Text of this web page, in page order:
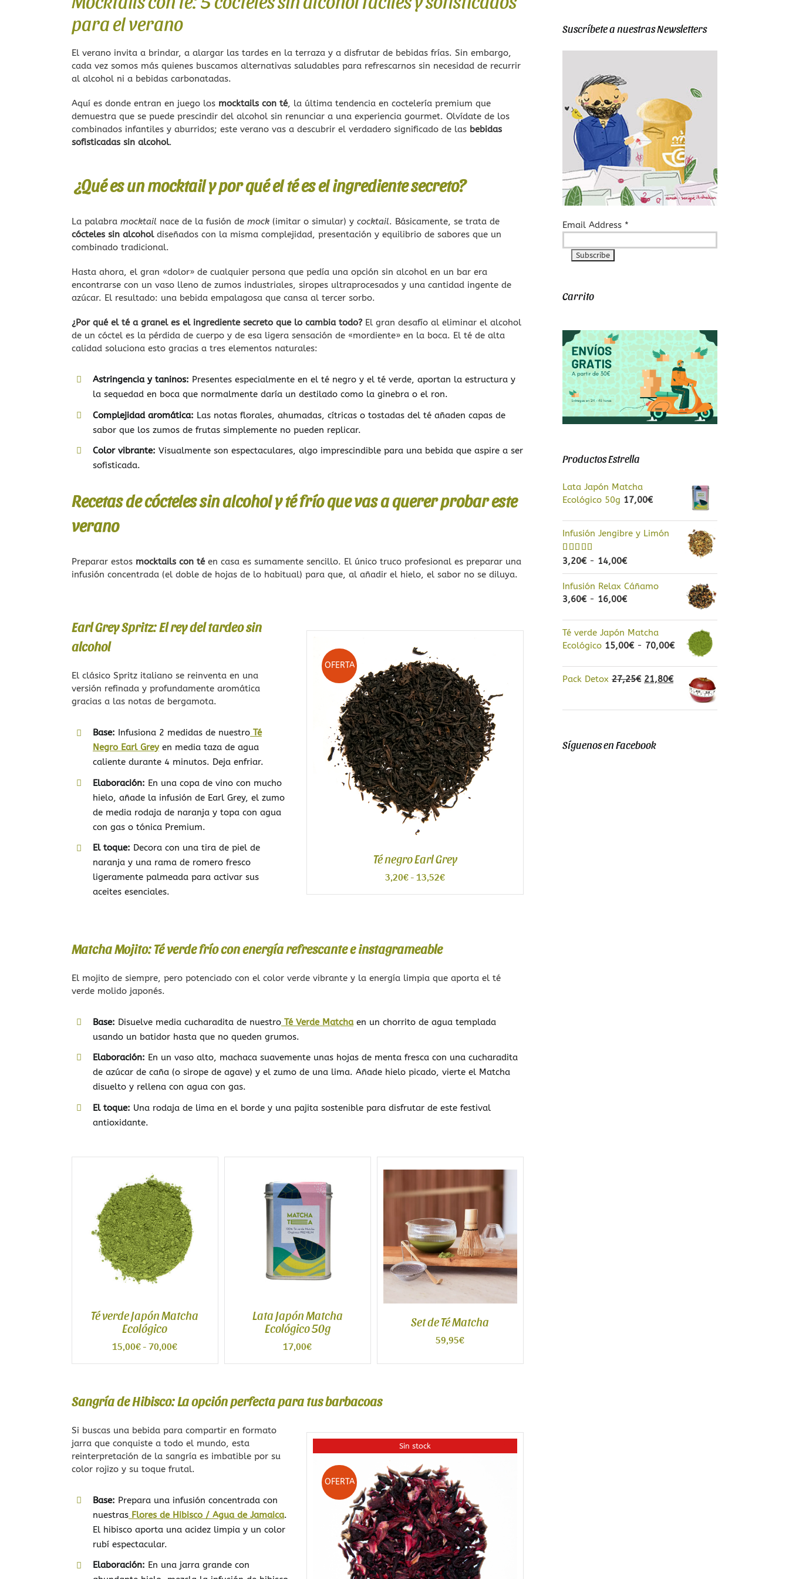
para el verano
El verano invita a brindar, a alargar las tardes en la terraza y a disfrutar de bebidas frías. Sin embargo,
cada vez somos más quienes buscamos alternativas saludables para refrescarnos sin necesidad de recurrir
al alcohol ni a bebidas carbonatadas.
Aquí es donde entran en juego los mocktails con té, la última tendencia en coctelería premium que
demuestra que se puede prescindir del alcohol sin renunciar a una experiencia gourmet. Olvídate de los
combinados infantiles y aburridos; este verano vas a descubrir el verdadero significado de las bebidas
sofisticadas sin alcohol.
¿Qué es un mocktail y por qué el té es el ingrediente secreto?
La palabra mocktailnace de la fusión de mock(imitar o simular) y cocktail. Básicamente, se trata de
cócteles sin alcoholdiseñados con la misma complejidad, presentación y equilibrio de sabores que un
combinado tradicional.
Hasta ahora, el gran «dolor» de cualquier persona que pedía una opción sin alcohol en un bar era
encontrarse con un vaso lleno de zumos industriales, siropes ultraprocesados y una cantidad ingente de
azúcar. El resultado: una bebida empalagosa que cansa al tercer sorbo.
¿Por qué el té a granel es el ingrediente secreto que lo cambia todo?El gran desafío al eliminar el alcohol
de un cóctel es la pérdida de cuerpo y de esa ligera sensación de «mordiente» en la boca. El té de alta
calidad soluciona esto gracias a tres elementos naturales:
Astringencia y taninos: Presentes especialmente en el té negro y el té verde, aportan la estructura y
la sequedad en boca que normalmente daría un destilado como la ginebra o el ron.
Complejidad aromática: Las notas florales, ahumadas, cítricas o tostadas del té añaden capas de
sabor que los zumos de frutas simplemente no pueden replicar.
Color vibrante: Visualmente son espectaculares, algo imprescindible para una bebida que aspire a ser
sofisticada.
Recetas de cócteles sin alcohol y té frío que vas a querer probar este
verano
Preparar estos mocktails con téen casa es sumamente sencillo. El único truco profesional es preparar una
infusión concentrada (el doble de hojas de lo habitual) para que, al añadir el hielo, el sabor no se diluya.
Earl Grey Spritz: El rey del tardeo sin
alcohol
El clásico Spritz italiano se reinventa en una
versión refinada y profundamente aromática
gracias a las notas de bergamota.
Base: Infusiona 2 medidas de nuestroTé
Negro Earl Greyen media taza de agua
caliente durante 4 minutos. Deja enfriar.
Elaboración: En una copa de vino con mucho
hielo, añade la infusión de Earl Grey, el zumo
de media rodaja de naranja y topa con agua
con gas o tónica Premium.
El toque: Decora con una tira de piel de
naranja y una rama de romero fresco
ligeramente palmeada para activar sus
aceites esenciales.
OFERTA
Té negro Earl Grey
3,20€- 13,52€Rango
Matcha Mojito: Té verde frío con energía refrescante e instagrameable
El mojito de siempre, pero potenciado con el color verde vibrante y la energía limpia que aporta el té
verde molido japonés.
Base: Disuelve media cucharadita de nuestroTé Verde Matchaen un chorrito de agua templada
usando un batidor hasta que no queden grumos.
Elaboración: En un vaso alto, machaca suavemente unas hojas de menta fresca con una cucharadita
de azúcar de caña (o sirope de agave) y el zumo de una lima. Añade hielo picado, vierte el Matcha
disuelto y rellena con agua con gas.
El toque: Una rodaja de lima en el borde y una pajita sostenible para disfrutar de este festival
antioxidante.
Té verde Japón Matcha
Ecológico
15,00€- 70,00€Rango
precios:
hasta
70,00€
Lata Japón Matcha
Ecológico 50g
17,00€
Set de Té Matcha
59,95€
Sangría de Hibisco: La opción perfecta para tus barbacoas
Si buscas una bebida para compartir en formato
jarra que conquiste a todo el mundo, esta
reinterpretación de la sangría es imbatible por su
color rojizo y su toque frutal.
Base: Prepara una infusión concentrada con
nuestrasFlores de Hibisco / Agua de Jamaica.
El hibisco aporta una acidez limpia y un color
rubí espectacular.
Elaboración: En una jarra grande con
Sin stock
OFERTA
Suscríbete a nuestras Newsletters
Email Address *
Carrito
Productos Estrella
Lata Japón Matcha
Ecológico 50g 17,00€
Infusión Jengibre y Limón
Valorado
3,20€ - 14,00€Rango
de
precios:
desde
14,00€
Infusión Relax Cáñamo
3,60€ - 16,00€Rango
desde
3,60€
16,00€
Té verde Japón Matcha
Ecológico 15,00€ - 70,00€Rango
desde
15,00€
hasta
Pack Detox 27,25€ El
21,80€El
precio
actual
Síguenos en Facebook